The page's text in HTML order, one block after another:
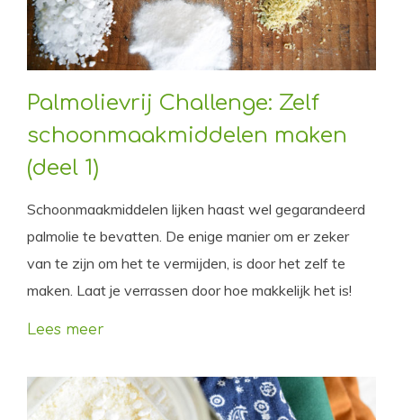
Palmolievrij Challenge: Zelf
schoonmaakmiddelen maken
(deel 1)
Schoonmaakmiddelen lijken haast wel gegarandeerd
palmolie te bevatten. De enige manier om er zeker
van te zijn om het te vermijden, is door het zelf te
maken. Laat je verrassen door hoe makkelijk het is!
Lees meer